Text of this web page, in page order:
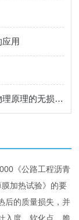
用
孔道灌浆密实度质量检测仪是一种基于物理原理的无损检测设备
《公路工程沥青
加热试验》的要
后的质量损失，并